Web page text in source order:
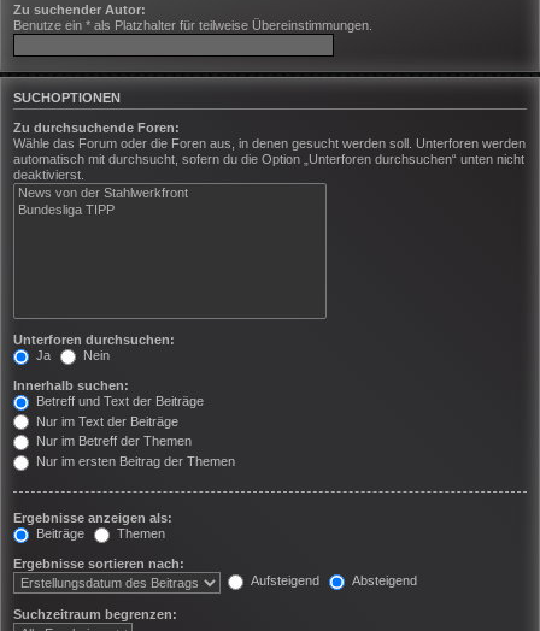
Zu suchender Autor:
Benutze ein * als Platzhalter für teilweise Übereinstimmungen.
SUCHOPTIONEN
Zu durchsuchende Foren:
Wähle das Forum oder die Foren aus, in denen gesucht werden soll. Unterforen werden
automatisch mit durchsucht, sofern du die Option „Unterforen durchsuchen“ unten nicht
deaktivierst.
Unterforen durchsuchen:
Ja
Nein
Innerhalb suchen:
Betreff und Text der Beiträge
Nur im Text der Beiträge
Nur im Betreff der Themen
Nur im ersten Beitrag der Themen
Ergebnisse anzeigen als:
Beiträge
Themen
Ergebnisse sortieren nach:
Aufsteigend
Absteigend
Suchzeitraum begrenzen: